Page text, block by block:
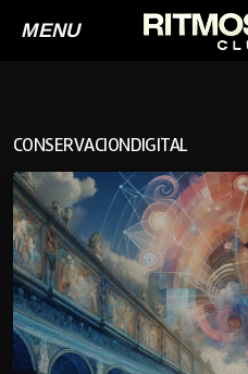
MENU
CONSERVACIONDIGITAL